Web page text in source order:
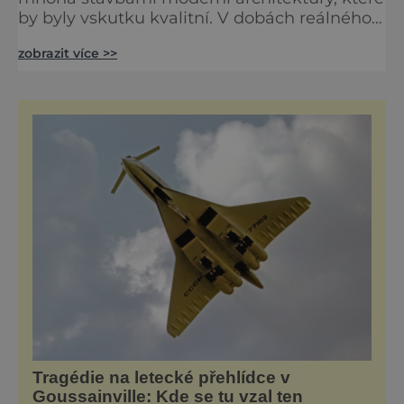
by byly vskutku kvalitní. V dobách reálného
paskvilů než by bylo zdrávo. Věž na vrcholu
stavbou, která ve svém výsledku geniálně
spojuje moderní technologie s přírodou.
[caption id=""
zobrazit více >>
Tragédie na letecké přehlídce v
Goussainville: Kde se tu vzal ten